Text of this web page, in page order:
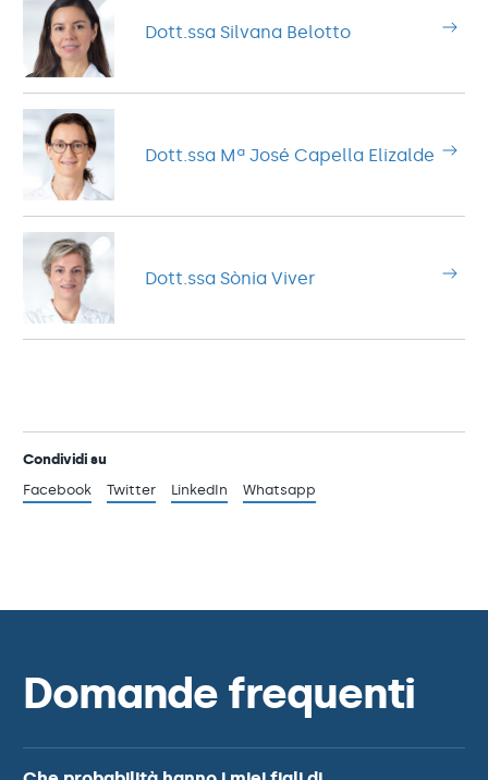
Dott.ssa Silvana Belotto
Dott.ssa Mª José Capella Elizalde
Dott.ssa Sònia Viver
Condividi su
Facebook
Twitter LinkedIn Whatsapp
Domande frequenti